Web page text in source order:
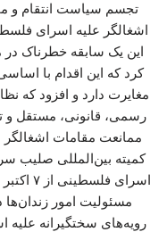
تجسم سیاست انتقام و
اشغالگر علیه اسرای
این یک سابقه خطرناک در
کرد که این اقدام با
مغایرت دارد و افزود که
رسمی، قانونی، مستقل و
ممانعت مقامات اشغالگر
رویه‌های سختگیرانه علیه